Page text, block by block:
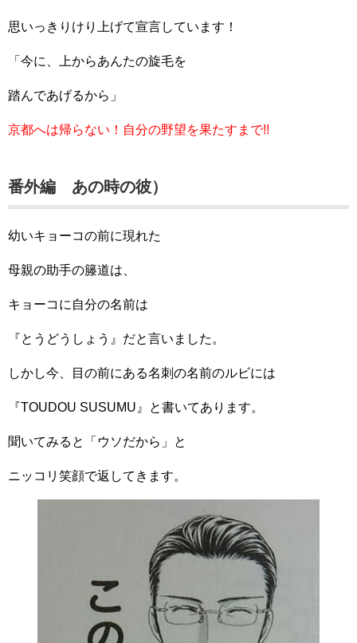
思いっきりけり上げて宣言しています！
「今に、上からあんたの旋毛を
踏んであげるから」
京都へは帰らない！自分の野望を果たすまで!!
番外編 あの時の彼）
幼いキョーコの前に現れた
母親の助手の籐道は、
キョーコに自分の名前は
『とうどうしょう』だと言いました。
しかし今、目の前にある名刺の名前のルビには
『TOUDOU SUSUMU』と書いてあります。
聞いてみると「ウソだから」と
ニッコリ笑顔で返してきます。